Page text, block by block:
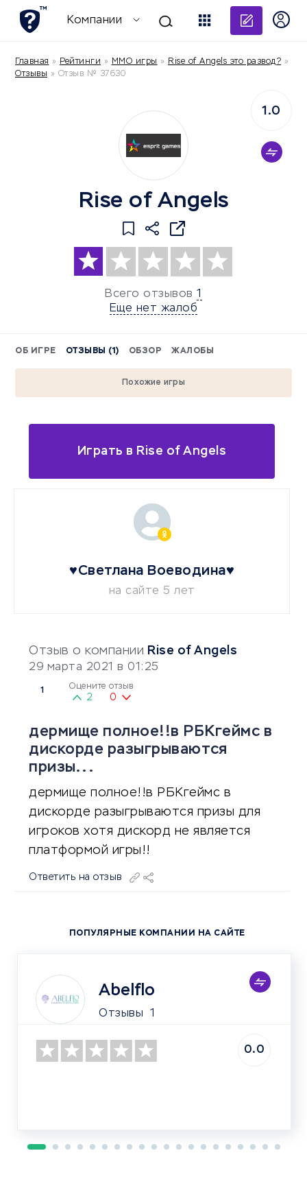
Компании
Главная » Рейтинги » MMO игры » Rise of Angels это развод? »
Отзывы » Отзыв № 37630
Rise of Angels
Всего отзывов 1
Еще нет жалоб
1.0
ОБ ИГРЕ ОТЗЫВЫ (1) ОБЗОР ЖАЛОБЫ
Похожие игры
Играть в Rise of Angels
Отзыв о компании Rise of Angels
29 марта 2021 в 01:25
1 Оцените отзыв
2 0
дермище полное!!в РБКгеймс в
дискорде разыгрываются
призы...
дермище полное!!в РБКгеймс в
дискорде разыгрываются призы для
игроков хотя дискорд не является
платформой игры!!
Ответить на отзыв
♥Светлана Воеводина♥
на сайте 5 лет
ПОПУЛЯРНЫЕ КОМПАНИИ НА САЙТЕ
Abelflo
Отзывы 1
0.0